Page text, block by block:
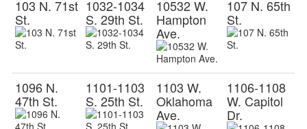
103 N. 71st
St.
1032-1034
S. 29th St.
10532 W.
Hampton
Ave.
107 N. 65th
St.
1096 N.
47th St.
1101-1103
S. 25th St.
1103 W.
Oklahoma
Ave.
1106-1108
W. Capitol
Dr.